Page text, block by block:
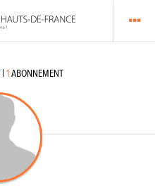
| 1ABONNEMENT